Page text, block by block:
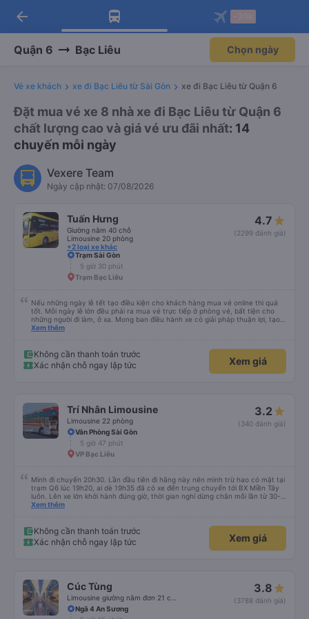
Tải app Vexere ngay!
Nhận ưu đãi thành viên độc
Mở app
Tải app Vexere
-30k/ghế khi đặt vé máy bay qua
Mở app
arrow_back
Quận 6 Bạc Liêu Chọn ngày
Vé xe khách xe đi Bạc Liêu từ Sài Gòn xe đi Bạc Liêu từ Quận 6
Đặt mua vé xe 8 nhà xe đi Bạc Liêu từ Quận 6
chất lượng cao và giá vé ưu đãi nhất: 14
chuyến mỗi ngày
Vexere Team
Ngày cập nhật: 07/08/2026
Tuấn Hưng
Giường nằm 40 chỗ
Limousine 20 phòng
+2 loại xe khác
4.7
(2299 đánh giá)
Trạm Sài Gòn
5 giờ 30 phút
Trạm Bạc Liêu
Nếu những ngày lễ tết tạo điều kiện cho khách hàng mua vé online thì quá
tốt. Mỗi ngày lễ lớn đều phải ra mua vé trực tiếp ở phòng vé, bất tiện cho
những người đi làm, ở xa. Mong ban điều hành xe có giải pháp thuận lợi, tạo
điều kiện cho khách hàng mua vé online (chuyển khoản khi mua vé). Kính
Xem thêm
Không cần thanh toán trước
Xác nhận chỗ ngay lập tức
Xem giá
Trí Nhân Limousine
Limousine 22 phòng
3.2
(340 đánh giá)
Văn Phòng Sài Gòn
5 giờ 47 phút
VP Bạc Liêu
Mình đi chuyến 20h30. Lần đầu tiên đi hãng này nên mình trừ hao có mặt tại
trạm Q6 lúc 19h20, ai dè 19h35 đã có xe đến trung chuyển tới BX Miền Tây
luôn. Lên xe lớn khởi hành đúng giờ, thời gian nghỉ dừng chân mỗi lần từ 30-
45 phút. Đến trạm Giá Rai thì có xe trung chuyển chờ sẵn chở đến nơi.
Xem thêm
Không cần thanh toán trước
Xác nhận chỗ ngay lập tức
Xem giá
Cúc Tùng 3.8
(3788 đánh giá)
Ngã 4 An Sương